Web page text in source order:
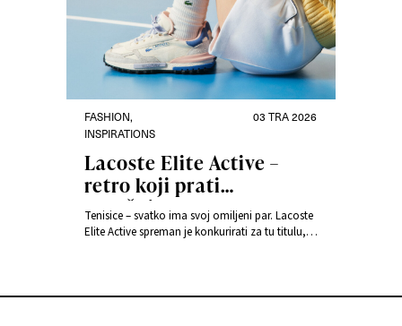
FASHION,
INSPIRATIONS
03 TRA 2026
Lacoste Elite Active –
retro koji prati
sadašnjost
Tenisice – svatko ima svoj omiljeni par. Lacoste
Elite Active spreman je konkurirati za tu titulu,